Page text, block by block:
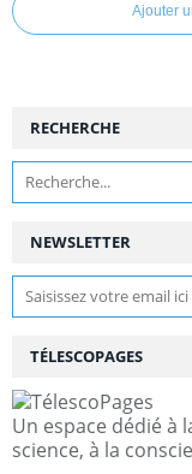
Ajouter
NEWSLETTER
RECHERCHE
TÉLESCOPAGES
Un espace dédié à
science, à la